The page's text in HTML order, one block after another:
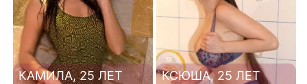
КАМИЛА, 25 ЛЕТ КСЮША, 25 ЛЕТ